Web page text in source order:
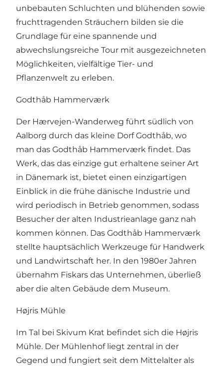
unbebauten Schluchten und blühenden sowie
fruchttragenden Sträuchern bilden sie die
Grundlage für eine spannende und
abwechslungsreiche Tour mit ausgezeichneten
Möglichkeiten, vielfältige Tier- und
Pflanzenwelt zu erleben.
Godthåb Hammerværk
Der Hærvejen-Wanderweg führt südlich von
Aalborg durch das kleine Dorf Godthåb, wo
man das Godthåb Hammerværk findet. Das
Werk, das das einzige gut erhaltene seiner Art
in Dänemark ist, bietet einen einzigartigen
Einblick in die frühe dänische Industrie und
wird periodisch in Betrieb genommen, sodass
Besucher der alten Industrieanlage ganz nah
kommen können. Das Godthåb Hammerværk
stellte hauptsächlich Werkzeuge für Handwerk
und Landwirtschaft her. In den 1980er Jahren
übernahm Fiskars das Unternehmen, überließ
aber die alten Gebäude dem Museum.
Højris Mühle
Im Tal bei Skivum Krat befindet sich die Højris
Mühle. Der Mühlenhof liegt zentral in der
Gegend und fungiert seit dem Mittelalter als